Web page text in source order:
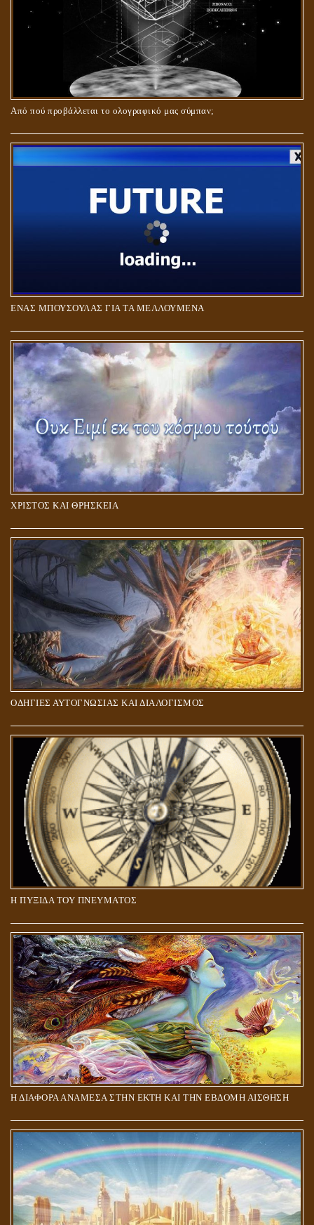
Από πού προβάλλεται το ολογραφικό μας σύμπαν;
ΕΝΑΣ ΜΠΟΥΣΟΥΛΑΣ ΓΙΑ ΤΑ ΜΕΛΛΟΥΜΕΝΑ
ΧΡΙΣΤΟΣ ΚΑΙ ΘΡΗΣΚΕΙΑ
ΟΔΗΓΙΕΣ ΑΥΤΟΓΝΩΣΙΑΣ ΚΑΙ ΔΙΑΛΟΓΙΣΜΟΣ
Η ΠΥΞΙΔΑ ΤΟΥ ΠΝΕΥΜΑΤΟΣ
Η ΔΙΑΦΟΡΑ ΑΝΑΜΕΣΑ ΣΤΗΝ ΕΚΤΗ ΚΑΙ ΤΗΝ ΕΒΔΟΜΗ ΑΙΣΘΗΣΗ
ΑΓΑΠΗ: ΚΑΤΑΣΤΑΣΗ Ή ΣΥΝΑΙΣΘΗΜΑ?
Η ΕΠΑΦΗ ΜΕ ΤΟ ΠΝΕΥΜΑ
ΠΟΙΟΙ ΕΠΙΛΕΓΟΥΝ ΤΟΝ ΔΡΟΜΟ ΤΗΣ ΑΛΗΘΕΙΑΣ;
5Η ΔΙΑΣΤΑΣΗ ΚΑΙ ΠΝΕΥΜΑΤΙΚΗ ΑΡΠΑΓΗ: ΔΥΟ ΔΙΑΦΟΡΕΤΙΚΕΣ
ΚΑΤΑΣΤΑΣΕΙΣ
ΑΠΟΣΤΟΛΟΣ ΠΑΥΛΟΣ: ΠΕΡΙ ΚΡΙΣΕΩΣ